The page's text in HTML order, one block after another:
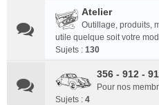
Atelier
Outillage, produits,
utile quelque soit votre
Sujets : 130
356 - 912 -
Pour nos
Sujets : 4